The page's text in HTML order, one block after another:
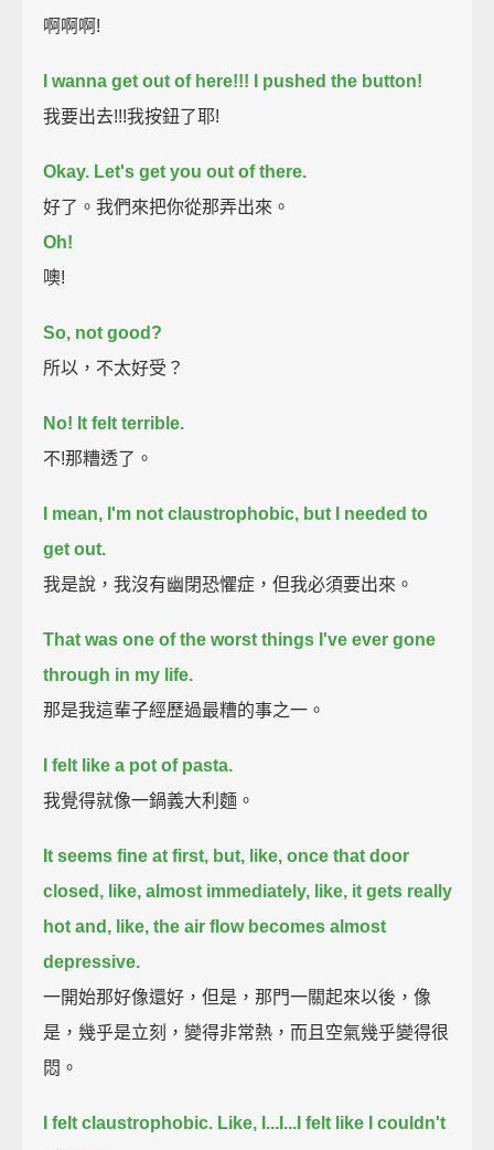
啊啊啊!
I wanna get out of here!!! I pushed the button!
我要出去!!!我按鈕了耶!
Okay. Let's get you out of there.
好了。我們來把你從那弄出來。
Oh!
噢!
So, not good?
所以，不太好受？
No! It felt terrible.
不!那糟透了。
I mean, I'm not claustrophobic, but I needed to
get out.
我是說，我沒有幽閉恐懼症，但我必須要出來。
That was one of the worst things I've ever gone
through in my life.
那是我這輩子經歷過最糟的事之一。
I felt like a pot of pasta.
我覺得就像一鍋義大利麵。
It seems fine at first, but, like, once that door
closed, like, almost immediately, like, it gets really
hot and, like, the air flow becomes almost
depressive.
一開始那好像還好，但是，那門一關起來以後，像
是，幾乎是立刻，變得非常熱，而且空氣幾乎變得很
悶。
I felt claustrophobic. Like, I...I...I felt like I couldn't